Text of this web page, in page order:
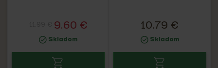
9.60 €
Skladom
10.79 €
Skladom